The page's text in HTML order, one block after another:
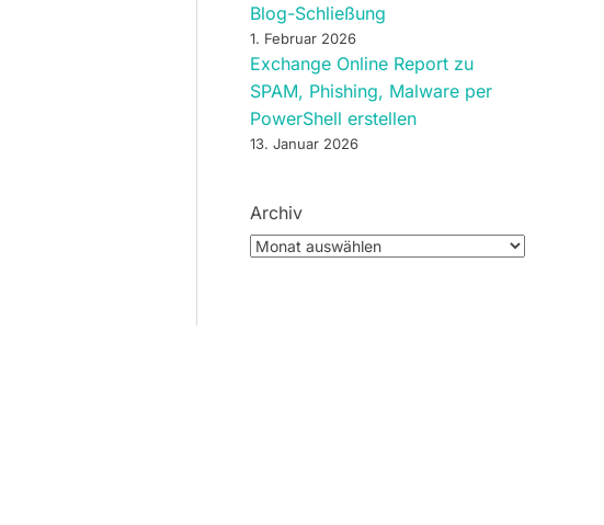
Blog-Schließung
1. Februar 2026
Exchange Online Report zu
SPAM, Phishing, Malware per
PowerShell erstellen
13. Januar 2026
Archiv